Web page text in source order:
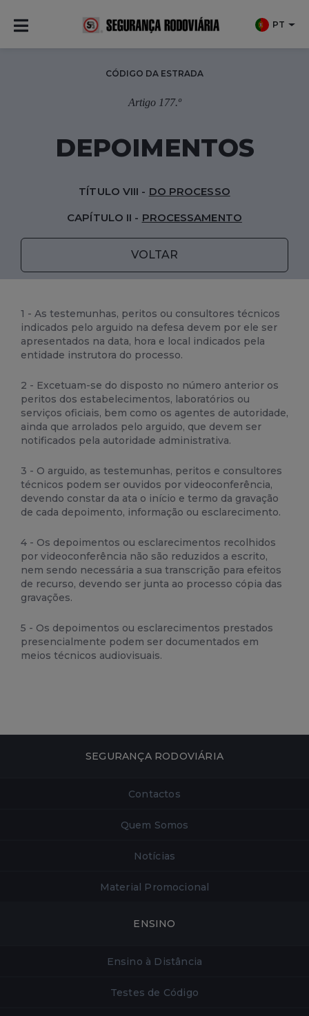
PT
CÓDIGO DA ESTRADA
Artigo 177.º
DEPOIMENTOS
CAPÍTULO II - PROCESSAMENTO
TÍTULO VIII - DO PROCESSO
VOLTAR
1 - As testemunhas, peritos ou consultores técnicos
indicados pelo arguido na defesa devem por ele ser
apresentados na data, hora e local indicados pela
entidade instrutora do processo.
2 - Excetuam-se do disposto no número anterior os
peritos dos estabelecimentos, laboratórios ou
serviços oficiais, bem como os agentes de autoridade,
ainda que arrolados pelo arguido, que devem ser
notificados pela autoridade administrativa.
3 - O arguido, as testemunhas, peritos e consultores
técnicos podem ser ouvidos por videoconferência,
devendo constar da ata o início e termo da gravação
de cada depoimento, informação ou esclarecimento.
4 - Os depoimentos ou esclarecimentos recolhidos
por videoconferência não são reduzidos a escrito,
nem sendo necessária a sua transcrição para efeitos
de recurso, devendo ser junta ao processo cópia das
gravações.
5 - Os depoimentos ou esclarecimentos prestados
presencialmente podem ser documentados em
meios técnicos audiovisuais.
SEGURANÇA RODOVIÁRIA
Contactos
Quem Somos
Notícias
Material Promocional
ENSINO
Ensino à Distância
Testes de Código